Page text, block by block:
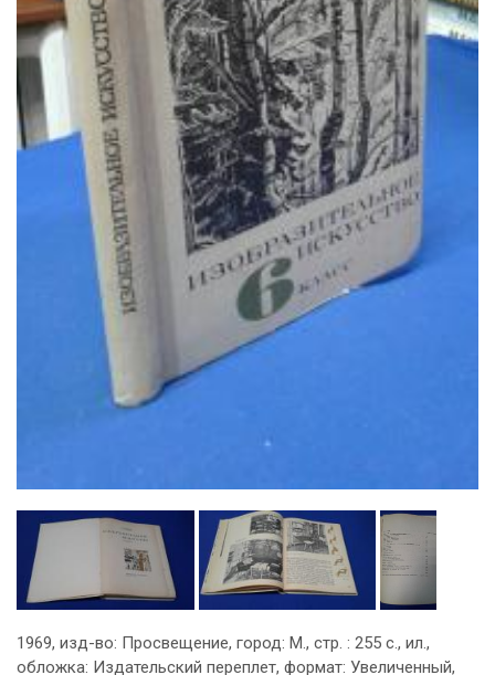
1969, изд-во: Просвещение, город: М., стр. : 255 с., ил.,
обложка: Издательский переплет, формат: Увеличенный,